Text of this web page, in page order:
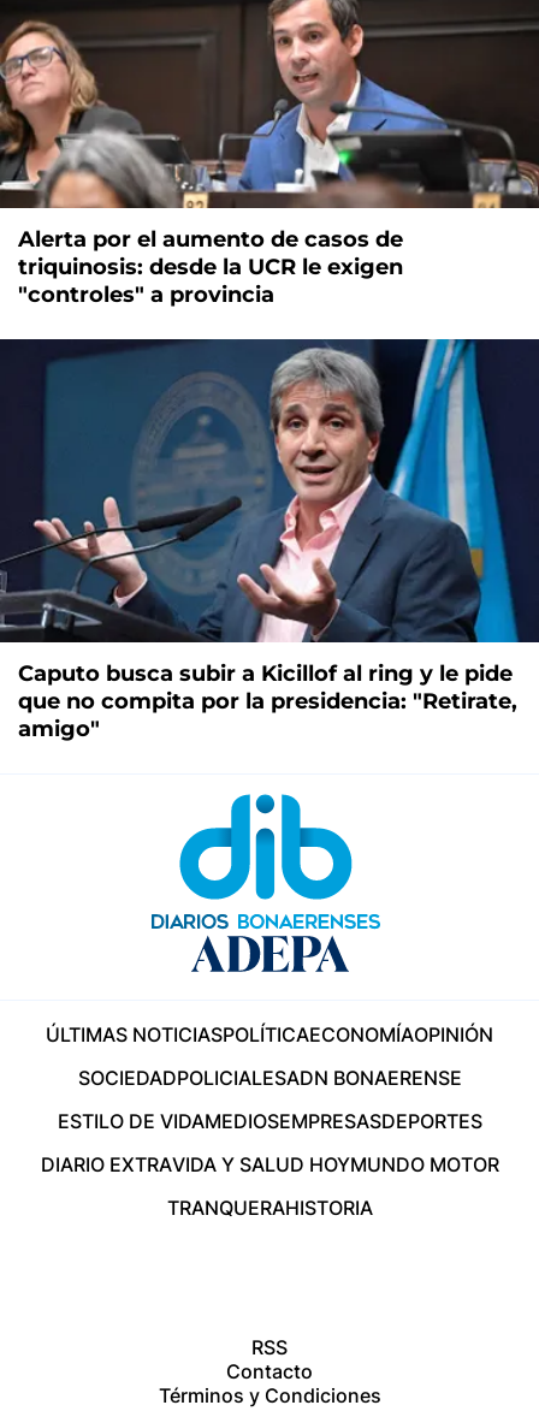
Alerta por el aumento de casos de
triquinosis: desde la UCR le exigen
"controles" a provincia
Caputo busca subir a Kicillof al ring y le pide
que no compita por la presidencia: "Retirate,
amigo"
ÚLTIMAS NOTICIASPOLÍTICAECONOMÍAOPINIÓN
SOCIEDADPOLICIALESADN BONAERENSE
ESTILO DE VIDAMEDIOSEMPRESASDEPORTES
DIARIO EXTRAVIDA Y SALUD HOYMUNDO MOTOR
TRANQUERAHISTORIA
RSS
Contacto
Términos y Condiciones